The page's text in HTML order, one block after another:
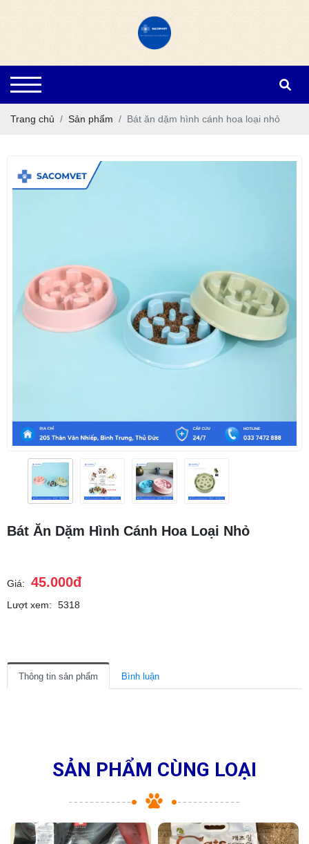
Trang chủ Sản phẩm Bát ăn dặm hình cánh hoa loại nhỏ
Bát Ăn Dặm Hình Cánh Hoa Loại Nhỏ
Giá: 45.000đ
Lượt xem: 5318
Thông tin sản phẩm Bình luận
SẢN PHẨM CÙNG LOẠI